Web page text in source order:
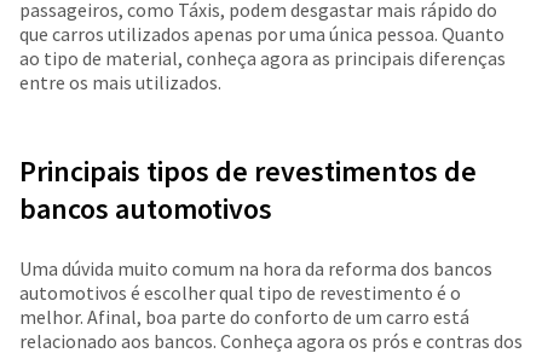
passageiros, como Táxis, podem desgastar mais rápido do
que carros utilizados apenas por uma única pessoa. Quanto
ao tipo de material, conheça agora as principais diferenças
entre os mais utilizados.
Principais tipos de revestimentos de
bancos automotivos
Uma dúvida muito comum na hora da reforma dos bancos
automotivos é escolher qual tipo de revestimento é o
melhor. Afinal, boa parte do conforto de um carro está
relacionado aos bancos. Conheça agora os prós e contras dos